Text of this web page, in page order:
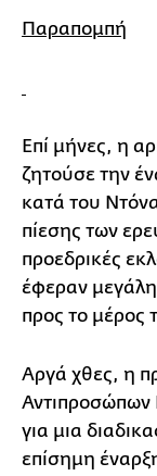
Παραπομπή
Επί μήνες, η
ζητούσε την
κατά του
πίεσης των
προεδρικές
έφεραν
προς το μέρος
Αργά χθες, η
Αντιπροσώπων
για μια
επίσημη